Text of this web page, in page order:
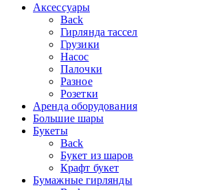
Аксессуары
Back
Гирлянда тассел
Грузики
Насос
Палочки
Разное
Розетки
Аренда оборудования
Большие шары
Букеты
Back
Букет из шаров
Крафт букет
Бумажные гирлянды